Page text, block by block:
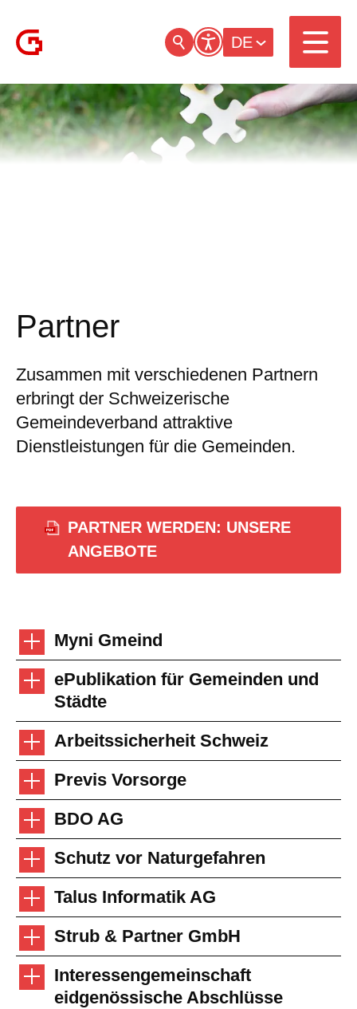
DE
Partner
Zusammen mit verschiedenen Partnern
erbringt der Schweizerische
Gemeindeverband attraktive
Dienstleistungen für die Gemeinden.
PARTNER WERDEN: UNSERE
ANGEBOTE
Myni Gmeind
ePublikation für Gemeinden und
Städte
Arbeitssicherheit Schweiz
Previs Vorsorge
BDO AG
Schutz vor Naturgefahren
Talus Informatik AG
Strub & Partner GmbH
Interessengemeinschaft
eidgenössische Abschlüsse